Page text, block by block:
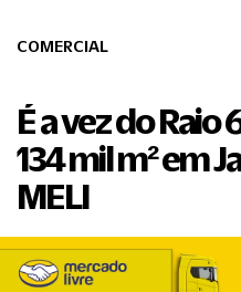
COMERCIAL
É a vez do Raio
134 mil m² em
MELI